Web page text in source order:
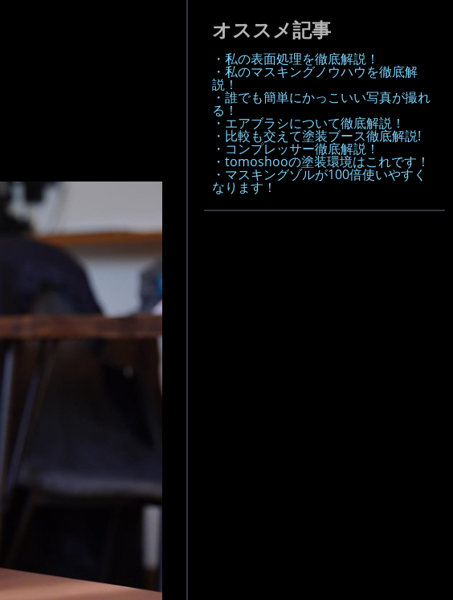
オススメ記事
・私の表面処理を徹底解説！
・私のマスキングノウハウを徹底解
説！
・誰でも簡単にかっこいい写真が撮れ
る！
・エアブラシについて徹底解説！
・比較も交えて塗装ブース徹底解説!
・コンプレッサー徹底解説！
・tomoshooの塗装環境はこれです！
・マスキングゾルが100倍使いやすく
なります！